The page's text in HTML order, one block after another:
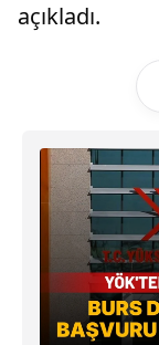
açıkladı.